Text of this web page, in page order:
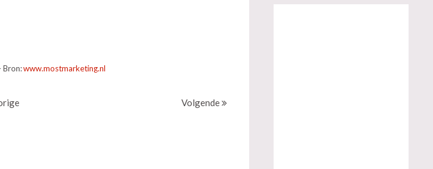
Bron:www.mostmarketing.nl
Volgende